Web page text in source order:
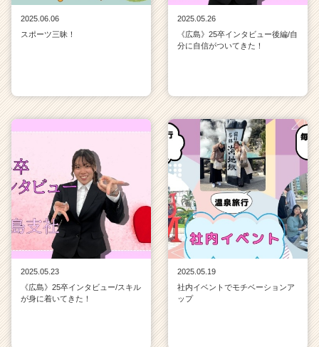
2025.06.06
スポーツ三昧！
2025.05.26
《広島》25卒インタビュー後編/自
分に自信がついてきた！
2025.05.23
《広島》25卒インタビュー/スキル
が身に着いてきた！
2025.05.19
社内イベントでモチベーションア
ップ